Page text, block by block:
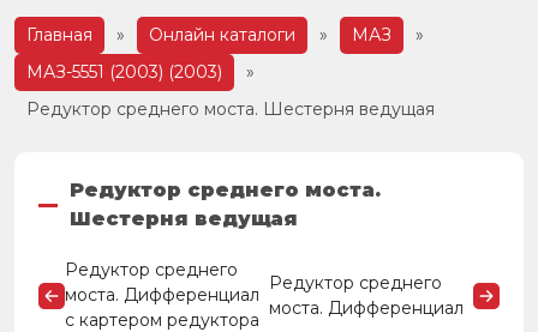
Главная » Онлайн каталоги » МАЗ
»
МАЗ-5551 (2003) (2003)
»
Редуктор среднего моста. Шестерня ведущая
Редуктор среднего моста.
Шестерня ведущая
Редуктор среднего
моста. Дифференциал
с картером редуктора
Редуктор среднего
моста. Дифференциал